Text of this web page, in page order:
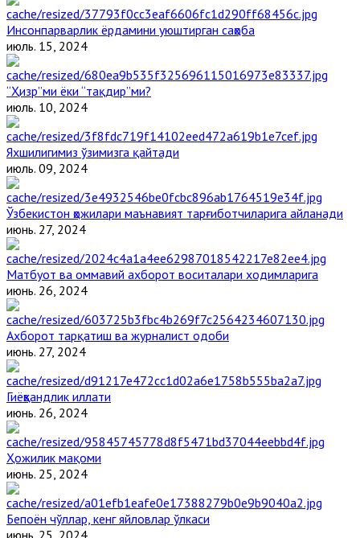
Инсонпарварлик ёрдамини уюштирган саҳоба
июль. 15, 2024
“Ҳизр”ми ёки “тақдир”ми?
июль. 10, 2024
Яхшилигимиз ўзимизга қайтади
июль. 09, 2024
Ўзбекистон ҳожилари маънавият тарғиботчиларига айланади
июнь. 27, 2024
Матбуот ва оммавий ахборот воситалари ходимларига
июнь. 26, 2024
Ахборот тарқатиш ва журналист одоби
июнь. 27, 2024
Гиёҳвандлик иллати
июнь. 26, 2024
Ҳожилик мақоми
июнь. 25, 2024
Бепоён чўллар, кенг яйловлар ўлкаси
июнь. 25, 2024